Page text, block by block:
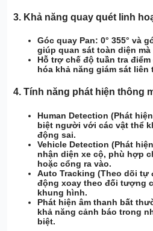
3. Khả năng quay quét linh
Góc quay Pan: 0° 355° và
giúp quan sát toàn diện
Hỗ trợ chế độ tuần tra điểm
hóa khả năng giám sát liên
4.Tính năng phát hiện thông
Human Detection (Phát
biệt người với các vật thể
động sai.
Vehicle Detection (Phát
nhận diện xe cộ, phù hợp
hoặc cổng ra vào.
Auto Tracking (Theo dõi tự
động xoay theo đối tượng
khung hình.
Phát hiện âm thanh bất
khả năng cảnh báo trong
biệt.